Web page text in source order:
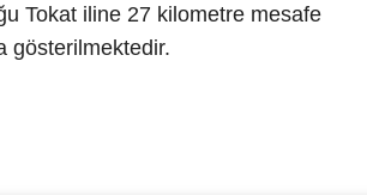
Tokat iline 27 kilometre mesafe
gösterilmektedir.